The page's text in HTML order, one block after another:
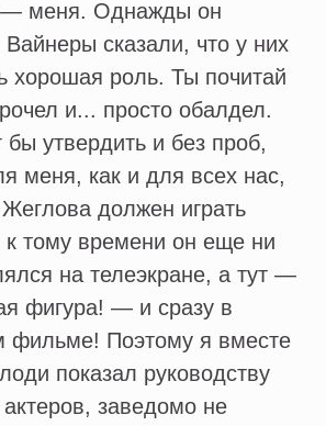
— меня. Однажды он
сказали, что у них
хорошая роль. Ты почитай
и... просто обалдел.
утвердить и без проб,
меня, как и для всех нас,
должен играть
к тому времени он еще ни
на телеэкране, а тут —
фигура! — и сразу в
фильме! Поэтому я вместе
показал руководству
заведомо не